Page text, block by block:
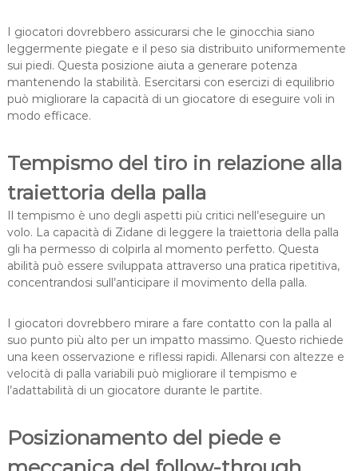
I giocatori dovrebbero assicurarsi che le ginocchia siano
leggermente piegate e il peso sia distribuito uniformemente
sui piedi. Questa posizione aiuta a generare potenza
mantenendo la stabilità. Esercitarsi con esercizi di equilibrio
può migliorare la capacità di un giocatore di eseguire voli in
modo efficace.
Tempismo del tiro in relazione alla
traiettoria della palla
Il tempismo è uno degli aspetti più critici nell’eseguire un
volo. La capacità di Zidane di leggere la traiettoria della palla
gli ha permesso di colpirla al momento perfetto. Questa
abilità può essere sviluppata attraverso una pratica ripetitiva,
concentrandosi sull’anticipare il movimento della palla.
I giocatori dovrebbero mirare a fare contatto con la palla al
suo punto più alto per un impatto massimo. Questo richiede
una keen osservazione e riflessi rapidi. Allenarsi con altezze e
velocità di palla variabili può migliorare il tempismo e
l’adattabilità di un giocatore durante le partite.
Posizionamento del piede e